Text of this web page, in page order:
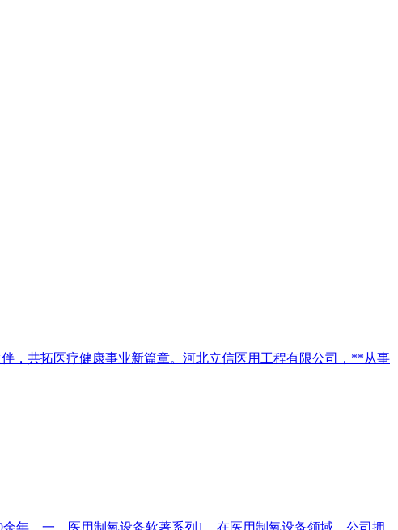
，共拓医疗健康事业新篇章。河北立信医用工程有限公司，**从事
年。一、医用制氧设备软著系列1、在医用制氧设备领域，公司拥